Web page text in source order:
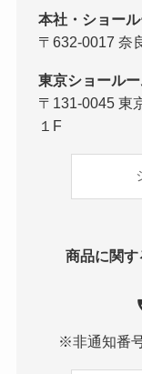
本社・ショー
〒632-0017 奈
東京ショール
〒131-0045 東
１F
商品に関
※非通知番